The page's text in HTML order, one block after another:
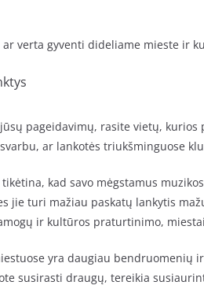
verta gyventi dideliame mieste ir
pageidavimų, rasite vietų,
ar lankotės triukšminguose
kad savo mėgstamus
jie turi mažiau paskatų lankytis
ir kultūros praturtinimo,
yra daugiau bendruomenių
susirasti draugų, tereikia